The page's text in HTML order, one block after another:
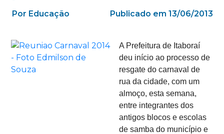
Por Educação Publicado em 13/06/2013
A Prefeitura de Itaboraí
deu início ao processo de
resgate do carnaval de
rua da cidade, com um
almoço, esta semana,
entre integrantes dos
antigos blocos e escolas
de samba do município e